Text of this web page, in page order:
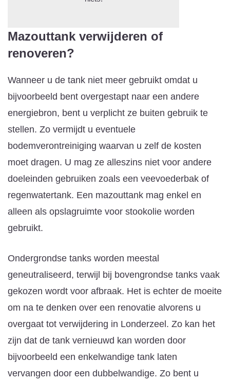
Mazouttank verwijderen of
renoveren?
Wanneer u de tank niet meer gebruikt omdat u
bijvoorbeeld bent overgestapt naar een andere
energiebron, bent u verplicht ze buiten gebruik te
stellen. Zo vermijdt u eventuele
bodemverontreiniging waarvan u zelf de kosten
moet dragen. U mag ze alleszins niet voor andere
doeleinden gebruiken zoals een veevoederbak of
regenwatertank. Een mazouttank mag enkel en
alleen als opslagruimte voor stookolie worden
gebruikt.
Ondergrondse tanks worden meestal
geneutraliseerd, terwijl bij bovengrondse tanks vaak
gekozen wordt voor afbraak. Het is echter de moeite
om na te denken over een renovatie alvorens u
overgaat tot verwijdering in Londerzeel. Zo kan het
zijn dat de tank vernieuwd kan worden door
bijvoorbeeld een enkelwandige tank laten
vervangen door een dubbelwandige. Zo bent u